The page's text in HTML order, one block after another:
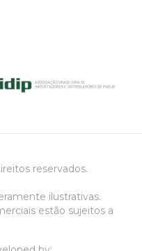
reservados.
ilustrativas.
estão sujeitos a